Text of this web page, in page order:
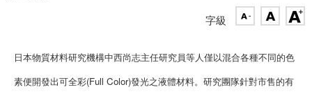
字級
日本物質材料研究機構中西尚志主任研究員等人僅以混合各種不同的色
素便開發出可全彩(Full Color)發光之液體材料。 研究團隊針對市售的有